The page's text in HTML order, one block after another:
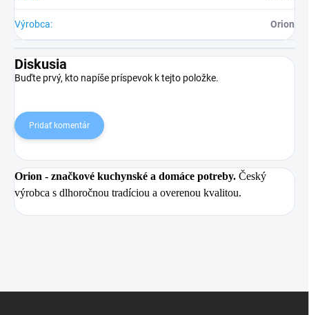
Výrobca: Orion
Diskusia
Buďte prvý, kto napíše príspevok k tejto položke.
Pridať komentár
Orion - značkové kuchynské a domáce potreby. Český
výrobca s dlhoročnou tradíciou a overenou kvalitou.